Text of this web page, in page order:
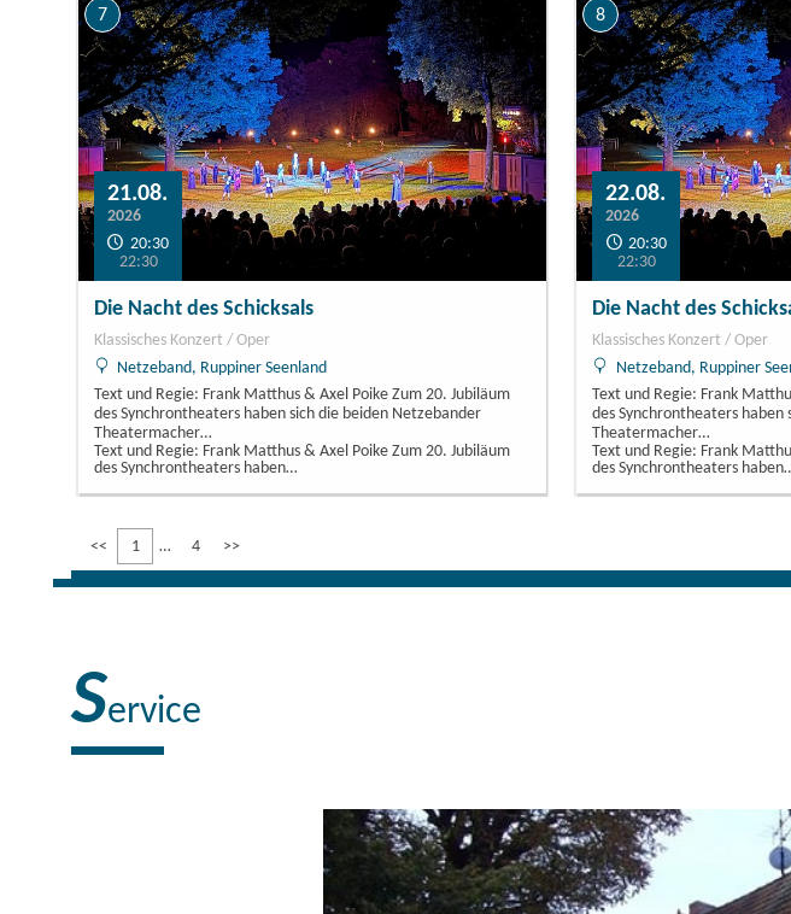
7
21.08.
2026
20:30
22:30
Die Nacht des Schicksals
Klassisches Konzert / Oper
Netzeband, Ruppiner Seenland
Text und Regie: Frank Matthus & Axel Poike Zum 20. Jubiläum
des Synchrontheaters haben sich die beiden Netzebander
Theatermacher…
Text und Regie: Frank Matthus & Axel Poike Zum 20. Jubiläum
des Synchrontheaters haben…
8
22.08.
2026
20:30
22:30
Die Nacht des
Klassisches Konzert / Oper
Netzeband, Ruppiner
Text und Regie: Frank
des Synchrontheaters
Theatermacher…
Text und Regie: Frank
des Synchrontheaters
<< 1 4 >>
Service